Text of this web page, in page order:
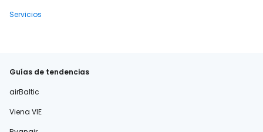
Servicios
Guías de tendencias
airBaltic
Viena VIE